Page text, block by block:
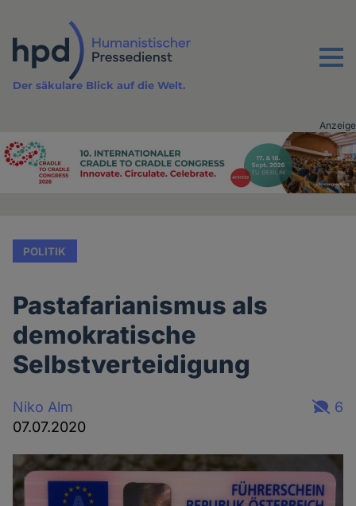
Inhalt
Menu
Der säkulare Blick auf die Welt.
Advertising
Anzeige
POLITIK
Pastafarianismus als
demokratische
Selbstverteidigung
Niko Alm
07.07.2020
6